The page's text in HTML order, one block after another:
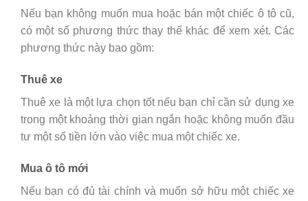
Nếu bạn không muốn mua hoặc bán một chiếc ô tô cũ,
có một số phương thức thay thế khác để xem xét. Các
phương thức này bao gồm:
Thuê xe
Thuê xe là một lựa chọn tốt nếu bạn chỉ cần sử dụng xe
trong một khoảng thời gian ngắn hoặc không muốn đầu
tư một số tiền lớn vào việc mua một chiếc xe.
Mua ô tô mới
Nếu bạn có đủ tài chính và muốn sở hữu một chiếc xe